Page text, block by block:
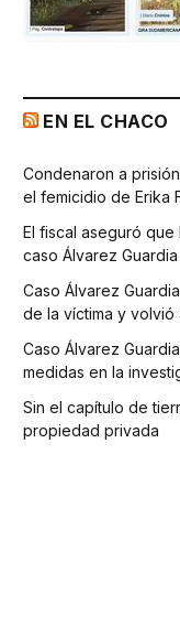
EN EL CHACO
Condenaron a
el femicidio de Erika
El fiscal aseguró
caso Álvarez Guardia
Caso Álvarez
de la víctima y volvió
Caso Álvarez
medidas en la
Sin el capítulo de
propiedad privada